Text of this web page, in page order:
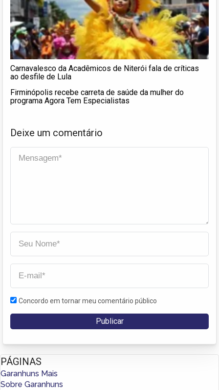
Carnavalesco da Acadêmicos de Niterói fala de críticas
ao desfile de Lula
Firminópolis recebe carreta de saúde da mulher do
programa Agora Tem Especialistas
Deixe um comentário
Concordo em tornar meu comentário público
PÁGINAS
Garanhuns Mais
Sobre Garanhuns